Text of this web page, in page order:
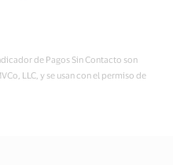
de Pagos Sin Contacto son
LLC, y se usan con el permiso de